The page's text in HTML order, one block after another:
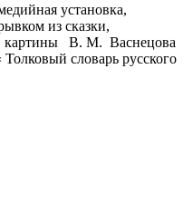
установка,
из сказки,
картины В. М. Васнецова
словарь русского